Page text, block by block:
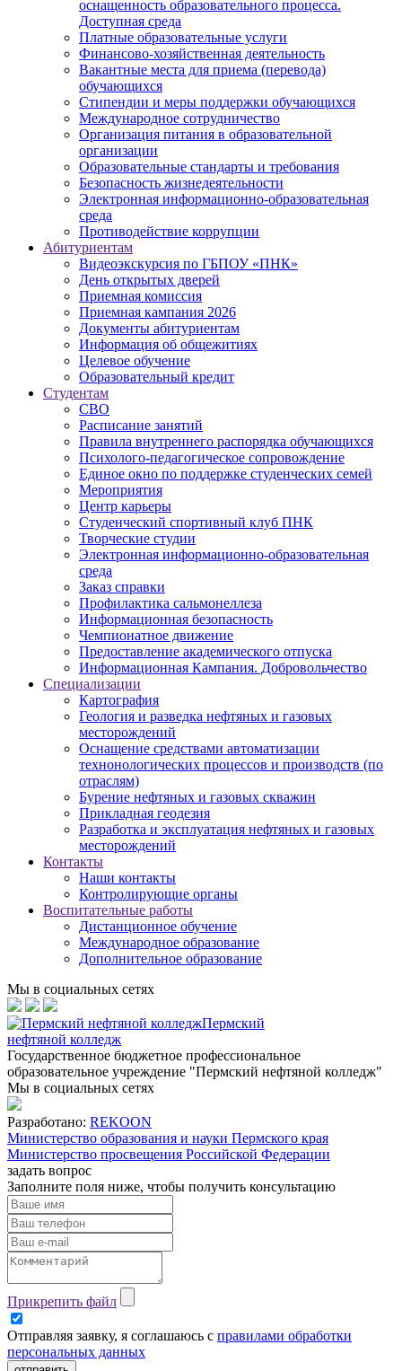
оснащенность образовательного процесса.
Доступная среда
Платные образовательные услуги
Финансово-хозяйственная деятельность
Вакантные места для приема (перевода)
обучающихся
Стипендии и меры поддержки обучающихся
Международное сотрудничество
Организация питания в образовательной
организации
Образовательные стандарты и требования
Безопасность жизнедеятельности
Электронная информационно-образовательная
среда
Противодействие коррупции
Абитуриентам
Видеоэкскурсия по ГБПОУ «ПНК»
День открытых дверей
Приемная комиссия
Приемная кампания 2026
Дoкументы абитуриентам
Информация об общежитиях
Целевое обучение
Образовательный кредит
Студентам
СВО
Расписание занятий
Правила внутреннего распорядка обучающихся
Психолого-педагогическое сопровождение
Единое окно по поддержке студенческих семей
Мероприятия
Центр карьеры
Студенческий спортивный клуб ПНК
Творческие студии
Электронная информационно-образовательная
среда
Заказ справки
Профилактика сальмонеллеза
Информационная безопасность
Чемпионатное движение
Предоставление академического отпуска
Информационная Кампания. Добровольчество
Специализации
Картография
Геология и разведка нефтяных и газовых
месторождений
Оснащение средствами автоматизации
технонологических процессов и производств (по
отраслям)
Бурение нефтяных и газовых скважин
Прикладная геодезия
Разработка и эксплуатация нефтяных и газовых
месторождений
Контакты
Наши контакты
Контролирующие органы
Воспитательные работы
Дистанционное обучение
Международное образование
Дополнительное образование
Мы в социальных сетях
Пермский
нефтяной колледж
Государственное бюджетное профессиональное
образовательное учреждение "Пермский нефтяной колледж"
Мы в социальных сетях
Разработано: REKOON
Министерство образования и науки Пермского края
Министерство просвещения Российской Федерации
задать вопрос
Заполните поля ниже, чтобы получить консультацию
Прикрепить файл
Отправляя заявку, я соглашаюсь с правилами обработки
персональных данных